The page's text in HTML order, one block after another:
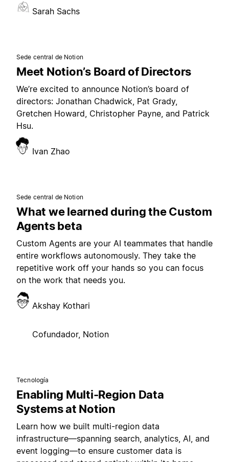
Sarah Sachs
Sede central de Notion
Meet Notion’s Board of Directors
We’re excited to announce Notion’s board of
directors: Jonathan Chadwick, Pat Grady,
Gretchen Howard, Christopher Payne, and Patrick
Hsu.
Ivan Zhao
Sede central de Notion
What we learned during the Custom
Agents beta
Custom Agents are your AI teammates that handle
entire workflows autonomously. They take the
repetitive work off your hands so you can focus
on the work that needs you.
Akshay Kothari
Cofundador, Notion
Tecnología
Enabling Multi-Region Data
Systems at Notion
Learn how we built multi-region data
infrastructure—spanning search, analytics, AI, and
event logging—to ensure customer data is